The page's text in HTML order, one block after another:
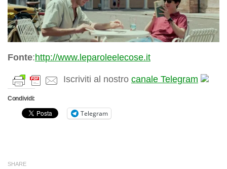
Fonte:http://www.leparoleelecose.it
Iscriviti al nostro canale Telegram
Condividi:
Telegram
SHARE